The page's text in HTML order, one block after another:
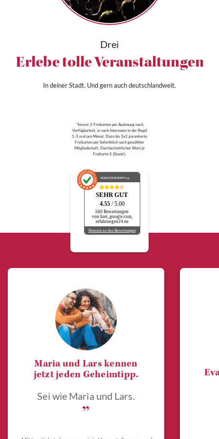
Drei
Erlebe tolle Veranstaltungen
In deiner Stadt. Und gern auch deutschlandweit.
*Immer 2 Freikarten per Auslosung nach
Verfügbarkeit, je nach Interessen in der Regel
1-3 mal pro Monat. Dazu bis 3x2 garantierte
Freikarten per Sofortklick nach gewählter
Mitgliedschaft. Durchschnittlicher Wert je
Freikarte € (Stand ).
AUSGEZEICHNET.org
SEHR GUT
4.55 / 5.00
560 Bewertungen
von hier, google.com,
erfahrungen24.eu
Hinweis zu den Bewertungen
Maria und Lars kennen
jetzt jeden Geheimtipp.
Sei wie Maria und Lars.
„